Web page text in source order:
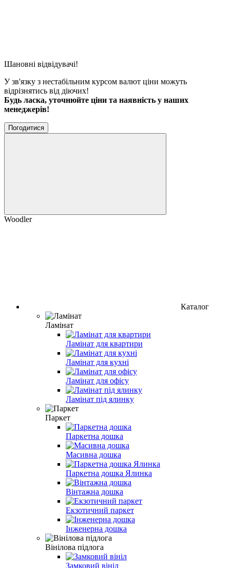
Шановні відвідувачі!
У зв'язку з нестабільним курсом валют ціни можуть
відрізнятись від діючих!
Будь ласка, уточнюйте ціни та наявність у наших
менеджерів!
Погодитися
Woodler
Каталог
Ламінат
Ламінат для квартири
Ламінат для кухні
Ламінат для офісу
Ламінат під ялинку
Паркет
Паркетна дошка
Масивна дошка
Паркетна дошка Ялинка
Вінтажна дошка
Екзотичний паркет
Інженерна дошка
Вінілова пiдлога
Замковий вініл